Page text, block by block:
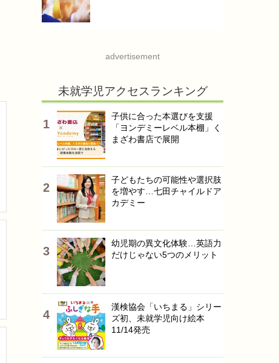
advertisement
未就学児アクセスランキング
子供に合った本選びを支援
「ヨンデミーレベル本棚」く
まざわ書店で展開
子どもたちの可能性や選択肢
を増やす…七田チャイルドア
カデミー
幼児期の異文化体験…英語力
だけじゃない5つのメリット
漢検協会「いちまる」シリー
ズ初、未就学児向け絵本
11/14発売